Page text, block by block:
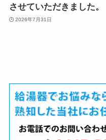
させていただきました。
2026年7月31日